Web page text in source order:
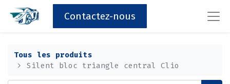
Contactez-nous
Tous les produits
Silent bloc triangle central Clio